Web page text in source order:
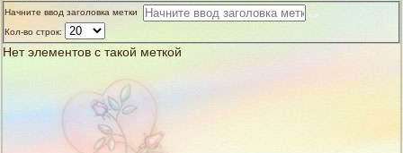
Начните ввод заголовка метки
Кол-во строк:
Нет элементов с такой меткой